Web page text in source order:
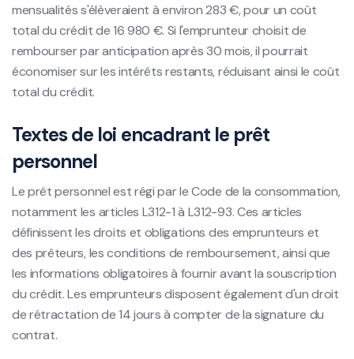
mensualités s'élèveraient à environ 283 €, pour un coût
total du crédit de 16 980 €. Si l'emprunteur choisit de
rembourser par anticipation après 30 mois, il pourrait
économiser sur les intérêts restants, réduisant ainsi le coût
total du crédit.
Textes de loi encadrant le prêt
personnel
Le prêt personnel est régi par le Code de la consommation,
notamment les articles L312-1 à L312-93. Ces articles
définissent les droits et obligations des emprunteurs et
des prêteurs, les conditions de remboursement, ainsi que
les informations obligatoires à fournir avant la souscription
du crédit. Les emprunteurs disposent également d'un droit
de rétractation de 14 jours à compter de la signature du
contrat.